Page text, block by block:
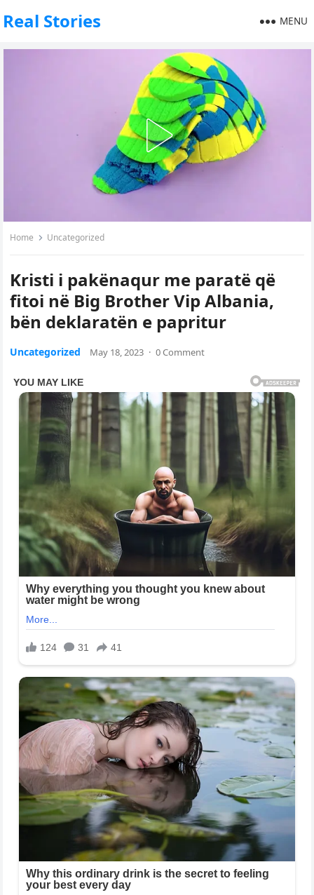
Real Stories MENU
Home Uncategorized
Kristi i pakënaqur me paratë që
fitoi në Big Brother Vip Albania,
bën deklaratën e papritur
Uncategorized May 18, 2023 · 0 Comment